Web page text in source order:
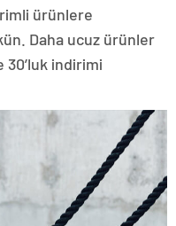
ürünlere
Daha ucuz ürünler
30’luk indirimi